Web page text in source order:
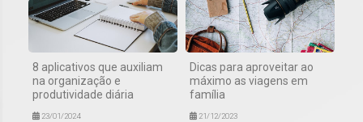
8 aplicativos que auxiliam
na organização e
produtividade diária
23/01/2024
Dicas para aproveitar ao
máximo as viagens em
família
21/12/2023